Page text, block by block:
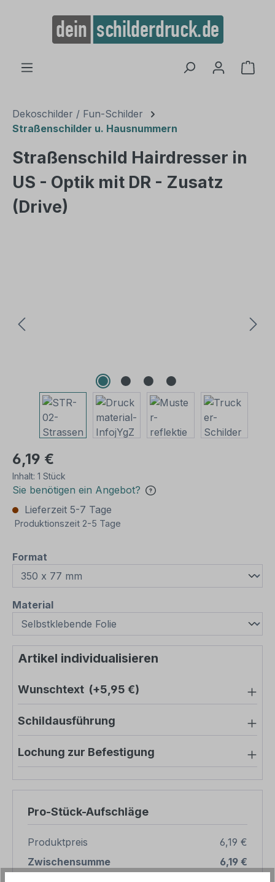
springen
Dekoschilder / Fun-Schilder
Straßenschilder u. Hausnummern
Straßenschild Hairdresser in
US - Optik mit DR - Zusatz
(Drive)
6,19 €
Inhalt: 1 Stück
Sie benötigen ein Angebot?
Lieferzeit 5-7 Tage
Produktionszeit 2-5 Tage
Format
Materialauswählen
Artikel individualisieren
Wunschtext (+5,95 €)
Schildausführung
Lochung zur Befestigung
Pro-Stück-Aufschläge
Produktpreis
6,19 €
Zwischensumme
6,19 €